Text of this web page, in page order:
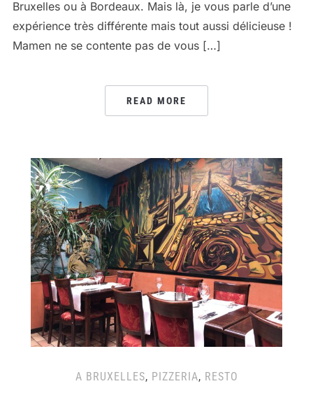
Bruxelles ou à Bordeaux. Mais là, je vous parle d’une
expérience très différente mais tout aussi délicieuse !
Mamen ne se contente pas de vous […]
READ MORE
A BRUXELLES, PIZZERIA, RESTO